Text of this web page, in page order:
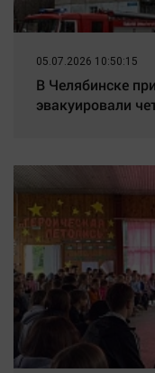
05.07.2026 10:50:15
В Челябинске
эвакуировали